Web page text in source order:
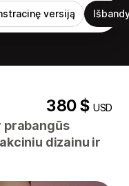
versiją
380 $USD
prabangūs
dizainu ir